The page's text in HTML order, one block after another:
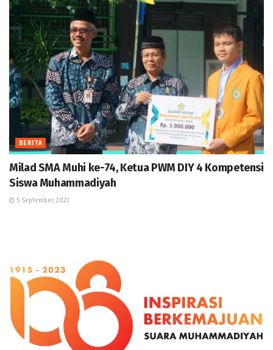
BERITA
Milad SMA Muhi ke-74, Ketua PWM DIY 4 Kompetensi
Siswa Muhammadiyah
5 September, 2023